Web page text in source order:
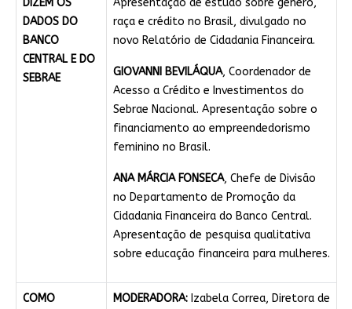
DADOS DO
BANCO
CENTRAL E DO
SEBRAE
raça e crédito no Brasil, divulgado no
novo Relatório de Cidadania Financeira.
GIOVANNI BEVILÁQUA, Coordenador de
Acesso a Crédito e Investimentos do
Sebrae Nacional. Apresentação sobre o
financiamento ao empreendedorismo
feminino no Brasil.
ANA MÁRCIA FONSECA, Chefe de Divisão
no Departamento de Promoção da
Cidadania Financeira do Banco Central.
Apresentação de pesquisa qualitativa
sobre educação financeira para mulheres.
COMO
MODERADORA:Izabela Correa, Diretora de